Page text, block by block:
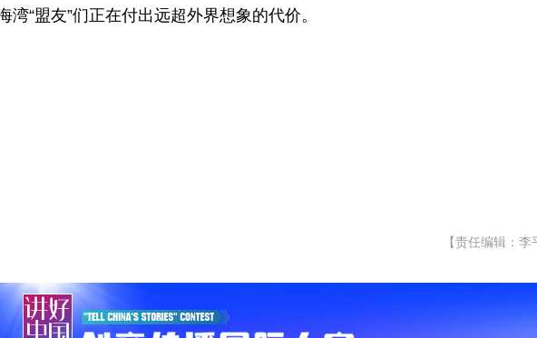
湾“盟友”们正在付出远超外界想象的代价。
【责任编辑：李